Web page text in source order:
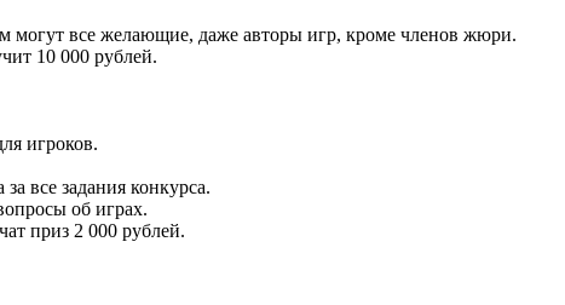
могут все желающие, даже авторы игр, кроме членов жюри.
10 000 рублей.
игроков.
все задания конкурса.
об играх.
приз 2 000 рублей.